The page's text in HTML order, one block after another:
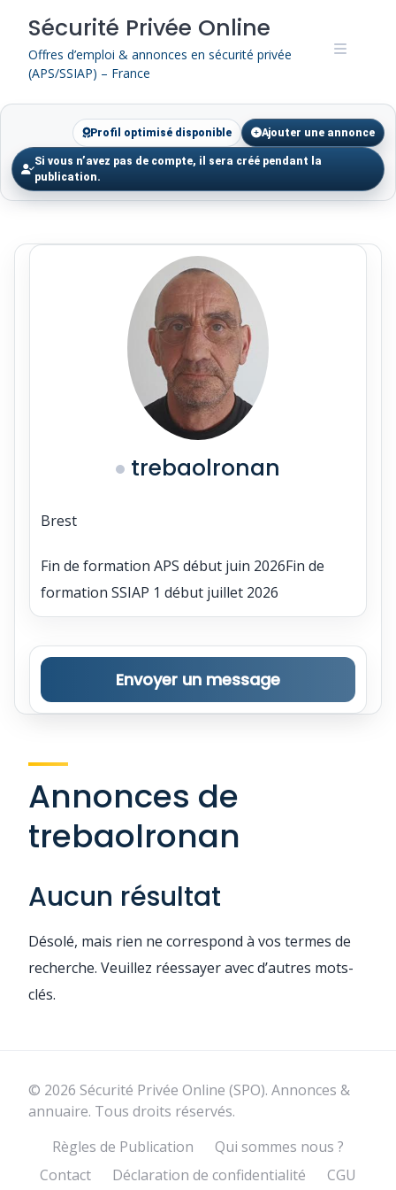
content
Sécurité Privée Online
Offres d’emploi & annonces en sécurité privée
(APS/SSIAP) – France
Profil optimisé disponible Ajouter une annonce
Si vous n’avez pas de compte, il sera créé pendant la
publication.
trebaolronan
Brest
Fin de formation APS début juin 2026Fin de
formation SSIAP 1 début juillet 2026
Envoyer un message
Annonces de
trebaolronan
Aucun résultat
Désolé, mais rien ne correspond à vos termes de
recherche. Veuillez réessayer avec d’autres mots-
clés.
© 2026 Sécurité Privée Online (SPO). Annonces &
annuaire. Tous droits réservés.
Règles de Publication
Qui sommes nous ?
Contact
Déclaration de confidentialité CGU